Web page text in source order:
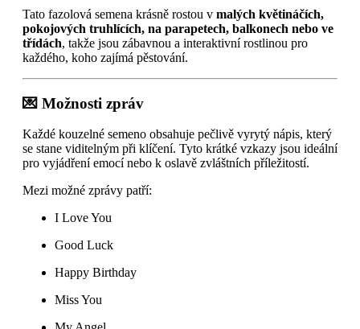
Tato fazolová semena krásně rostou v malých květináčích,
pokojových truhlících, na parapetech, balkonech nebo ve
třídách, takže jsou zábavnou a interaktivní rostlinou pro
každého, koho zajímá pěstování.
💌 Možnosti zpráv
Každé kouzelné semeno obsahuje pečlivě vyrytý nápis, který
se stane viditelným při klíčení. Tyto krátké vzkazy jsou ideální
pro vyjádření emocí nebo k oslavě zvláštních příležitostí.
Mezi možné zprávy patří:
I Love You
Good Luck
Happy Birthday
Miss You